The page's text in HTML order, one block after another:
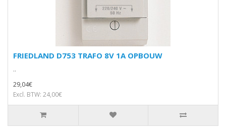
FRIEDLAND D753 TRAFO 8V 1A OPBOUW
..
29,04€
Excl. BTW: 24,00€